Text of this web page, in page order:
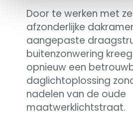
Door te werken met
afzonderlijke
aangepaste
buitenzonwering
opnieuw een
daglichtoplossing
nadelen van de oude
maatwerklichtstraat.